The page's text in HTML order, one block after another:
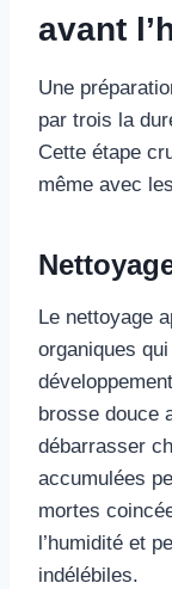
avant
Une
par trois la
Cette étape
même avec
Le nettoyage
organiques
brosse douce
débarrasser
accumulées
mortes
l’humidité et
indélébiles.